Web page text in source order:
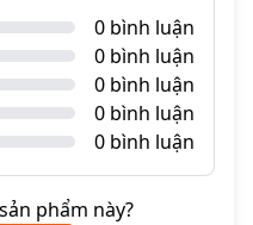
0 bình luận
0 bình luận
0 bình luận
0 bình luận
0 bình luận
phẩm này?